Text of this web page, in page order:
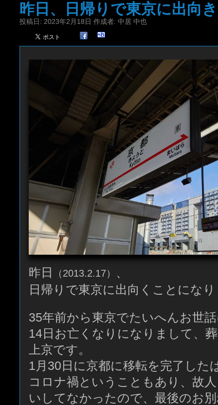
昨日、日帰りで東京に出向
投稿日: 2023年2月18日 作成者: 中居 中也
昨日 （2013.2.17） 、
日帰りで東京に出向くことにな
35年前から東京でたいへんお世
14日お亡くなりになりまして、
上京です。
1月30日に京都に移転を完了した
コロナ禍ということもあり、故
いしてなかったので、最後のお